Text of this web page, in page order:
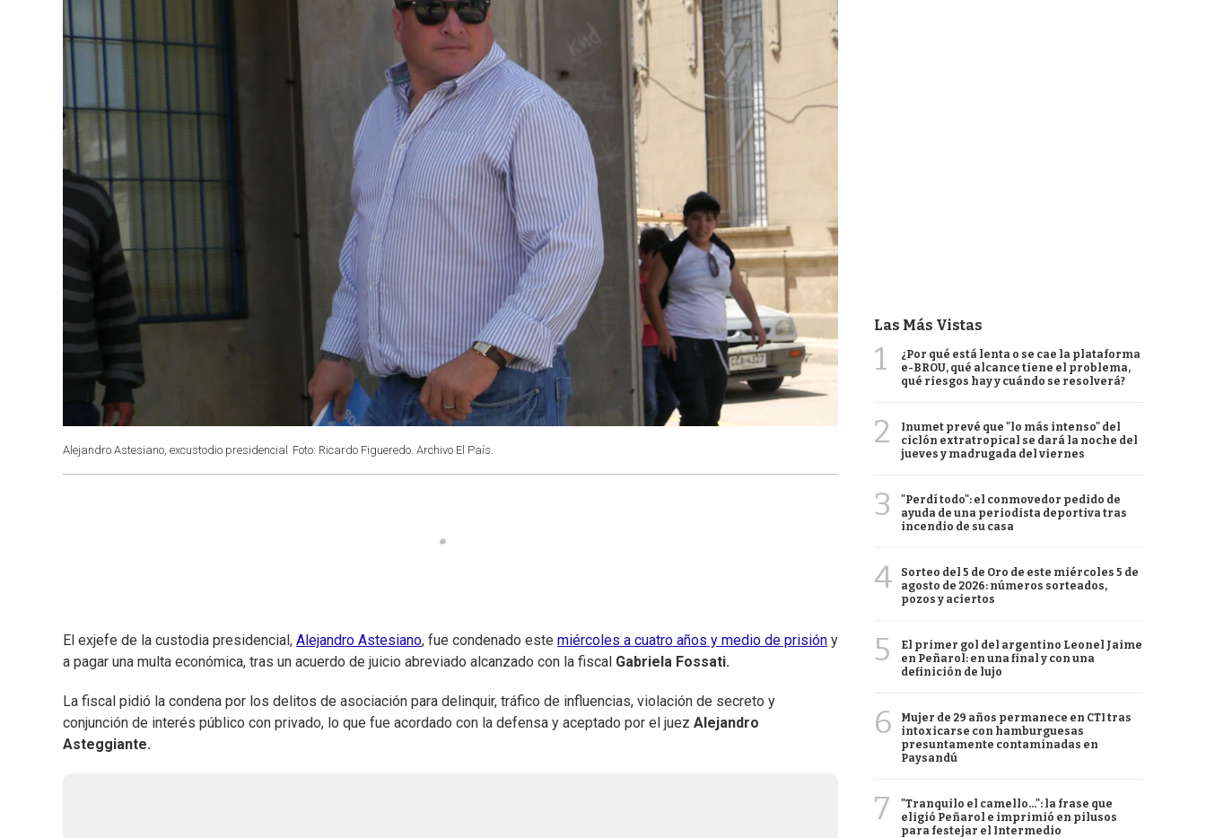
Alejandro Astesiano, excustodio presidencial Foto: Ricardo Figueredo. Archivo El País.
El exjefe de la custodia presidencial, Alejandro Astesiano, fue condenado este miércoles a cuatro años y medio de prisión y
a pagar una multa económica, tras un acuerdo de juicio abreviado alcanzado con la fiscal Gabriela Fossati.
La fiscal pidió la condena por los delitos de asociación para delinquir, tráfico de influencias, violación de secreto y
conjunción de interés público con privado, lo que fue acordado con la defensa y aceptado por el juez Alejandro
Asteggiante.
Las Más Vistas
1
¿Por qué está lenta o se cae la plataforma
e-BROU, qué alcance tiene el problema,
qué riesgos hay y cuándo se resolverá?
2
Inumet prevé que "lo más intenso" del
ciclón extratropical se dará la noche del
jueves y madrugada del viernes
3
"Perdí todo": el conmovedor pedido de
ayuda de una periodista deportiva tras
incendio de su casa
4
Sorteo del 5 de Oro de este miércoles 5 de
agosto de 2026: números sorteados,
pozos y aciertos
5
El primer gol del argentino Leonel Jaime
en Peñarol: en una final y con una
definición de lujo
6
Mujer de 29 años permanece en CTI tras
intoxicarse con hamburguesas
presuntamente contaminadas en
Paysandú
7
"Tranquilo el camello...": la frase que
eligió Peñarol e imprimió en pilusos
para festejar el Intermedio